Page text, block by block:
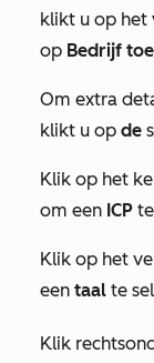
klikt u op het
op Bedrijf
Om extra
klikt u op de
Klik op het
om een ICP
Klik op het
een taal te
Klik